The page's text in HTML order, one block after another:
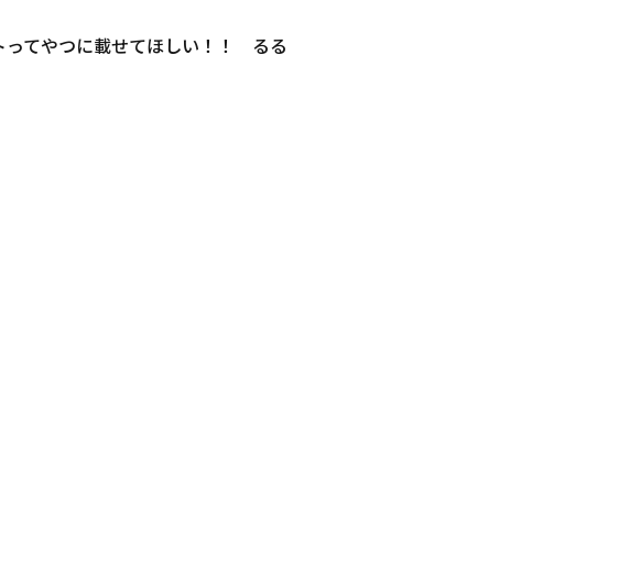
ってやつに載せてほしい！！ るる